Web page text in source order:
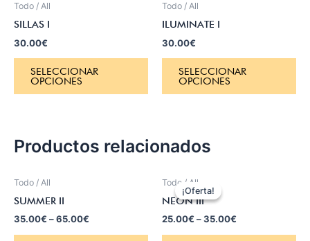
Todo / All
SILLAS I
30.00€
SELECCIONAR
OPCIONES
Todo / All
ILUMINATE I
30.00€
SELECCIONAR
OPCIONES
Productos relacionados
Todo / All
SUMMER II
35.00€ –65.00€
¡Oferta!
¡Oferta!
Todo / All
NEON III
25.00€ –35.00€